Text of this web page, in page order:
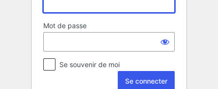
Mot de passe
Se souvenir de moi